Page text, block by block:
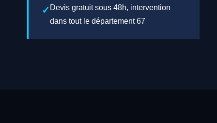
Devis gratuit sous 48h, intervention
dans tout le département 67